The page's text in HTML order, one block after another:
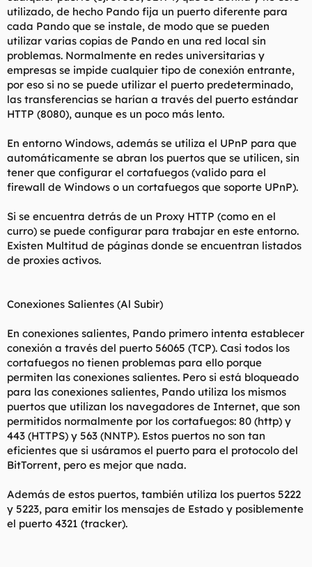
utilizado, de hecho Pando fija un puerto diferente para
cada Pando que se instale, de modo que se pueden
utilizar varias copias de Pando en una red local sin
problemas. Normalmente en redes universitarias y
empresas se impide cualquier tipo de conexión entrante,
por eso si no se puede utilizar el puerto predeterminado,
las transferencias se harían a través del puerto estándar
HTTP (8080), aunque es un poco más lento.
En entorno Windows, además se utiliza el UPnP para que
automáticamente se abran los puertos que se utilicen, sin
tener que configurar el cortafuegos (valido para el
firewall de Windows o un cortafuegos que soporte UPnP).
Si se encuentra detrás de un Proxy HTTP (como en el
curro) se puede configurar para trabajar en este entorno.
Existen Multitud de páginas donde se encuentran listados
de proxies activos.
Conexiones Salientes (Al Subir)
En conexiones salientes, Pando primero intenta establecer
conexión a través del puerto 56065 (TCP). Casi todos los
cortafuegos no tienen problemas para ello porque
permiten las conexiones salientes. Pero si está bloqueado
para las conexiones salientes, Pando utiliza los mismos
puertos que utilizan los navegadores de Internet, que son
permitidos normalmente por los cortafuegos: 80 (http) y
443 (HTTPS) y 563 (NNTP). Estos puertos no son tan
eficientes que si usáramos el puerto para el protocolo del
BitTorrent, pero es mejor que nada.
Además de estos puertos, también utiliza los puertos 5222
y 5223, para emitir los mensajes de Estado y posiblemente
el puerto 4321 (tracker).